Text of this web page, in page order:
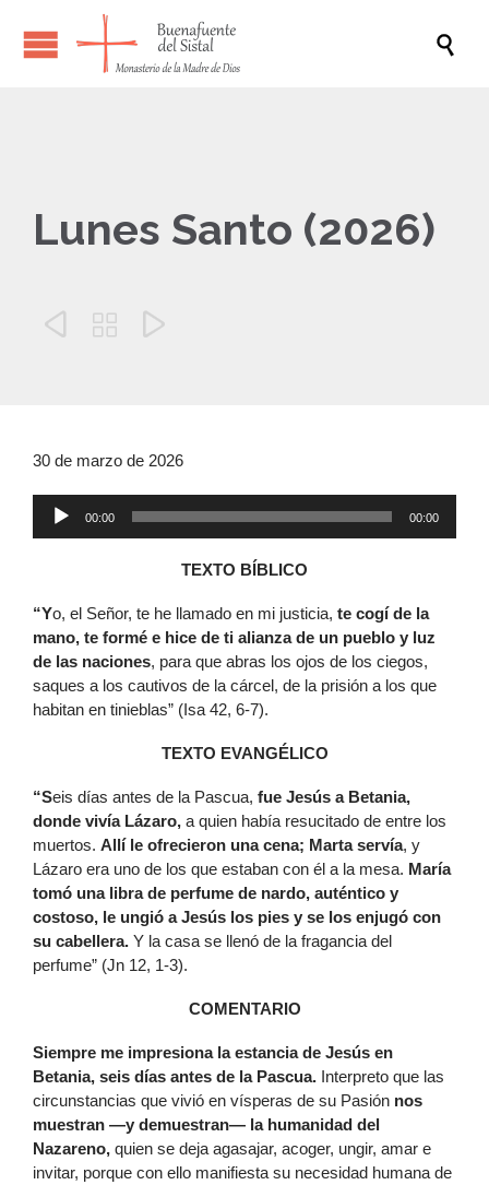

Lunes Santo (2026)
  
30 de marzo de 2026
00:00 00:00
TEXTO BÍBLICO
“Yo, el Señor, te he llamado en mi justicia, te cogí de la
mano, te formé e hice de ti alianza de un pueblo y luz
de las naciones, para que abras los ojos de los ciegos,
saques a los cautivos de la cárcel, de la prisión a los que
habitan en tinieblas” (Isa 42, 6-7).
TEXTO EVANGÉLICO
“Seis días antes de la Pascua, fue Jesús a Betania,
donde vivía Lázaro, a quien había resucitado de entre los
muertos. Allí le ofrecieron una cena; Marta servía, y
Lázaro era uno de los que estaban con él a la mesa. María
tomó una libra de perfume de nardo, auténtico y
costoso, le ungió a Jesús los pies y se los enjugó con
su cabellera. Y la casa se llenó de la fragancia del
perfume” (Jn 12, 1-3).
COMENTARIO
Siempre me impresiona la estancia de Jesús en
Betania, seis días antes de la Pascua. Interpreto que las
circunstancias que vivió en vísperas de su Pasión nos
muestran —y demuestran— la humanidad del
Nazareno, quien se deja agasajar, acoger, ungir, amar e
invitar, porque con ello manifiesta su necesidad humana de